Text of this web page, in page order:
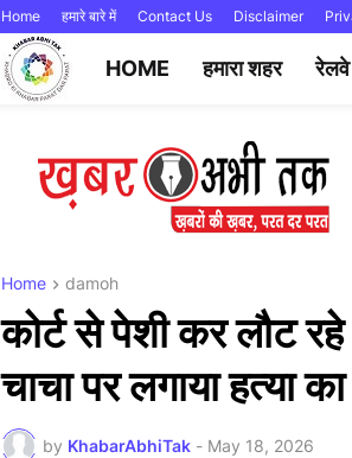
Home हमारे बारे में Contact Us Disclaimer
HOME हमारा शहर रेलवे
Home damoh
कोर्ट से पेशी कर लौट
चाचा पर लगाया हत्या
by KhabarAbhiTak - May 18, 2026